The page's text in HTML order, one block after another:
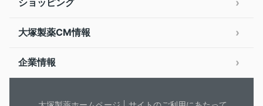
ショッピング
大塚製薬CM情報
企業情報